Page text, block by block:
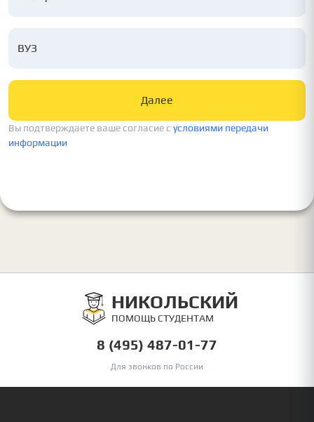
ВУЗ
Вы подтверждаете ваше согласие c условиями передачи
информации
Далее
НИКОЛЬСКИЙ
ПОМОЩЬ СТУДЕНТАМ
8 (495) 487-01-77
Для звонков по России